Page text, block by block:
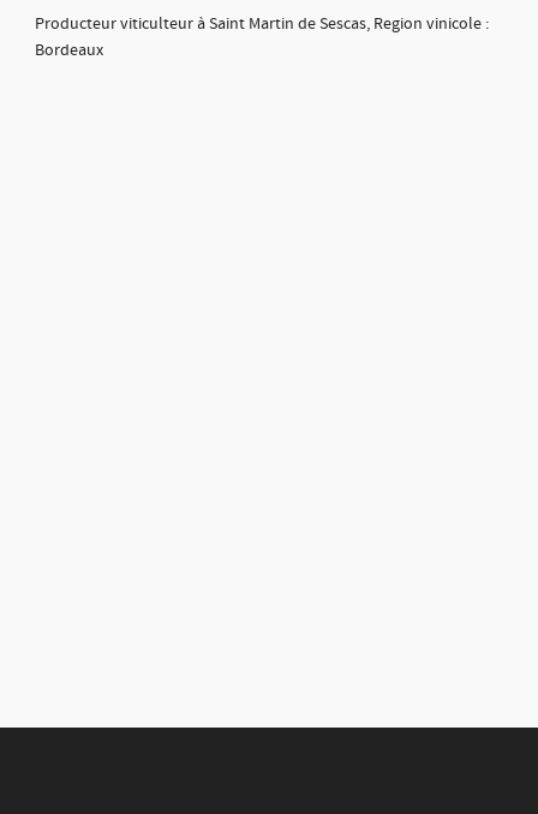
Producteur viticulteur à Saint Martin de Sescas, Region vinicole :
Bordeaux